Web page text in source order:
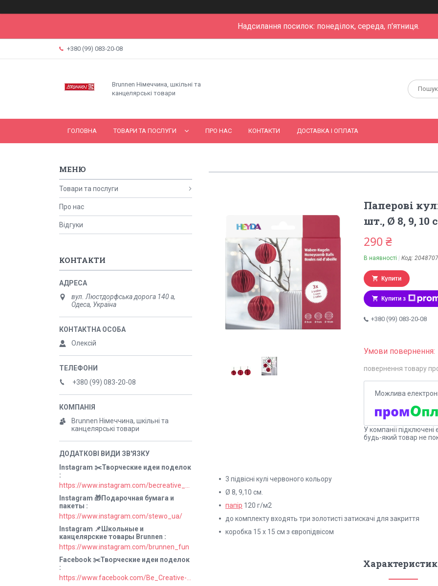
Надсилання посилок: понеділок, середа, п'ятниця.
+380 (99) 083-20-08
Brunnen Німеччина, шкільні та
канцелярські товари
ГОЛОВНА ТОВАРИ ТА ПОСЛУГИ ПРО НАС КОНТАКТИ ДОСТАВКА І ОПЛАТА
Паперові
шт., Ø 8, 9, 10
290 ₴
В наявності Код:
Купити
Купити з
+380 (99) 083-20-08
повернення товару
У компанії
будь-який товар не
3 підвісні кулі червоного кольору
Ø 8, 9,10 см.
папір 120 г/м2
до комплекту входять три золотисті затискачі для закриття
коробка 15 х 15 см з європідвісом
Товари та послуги
Про нас
Відгуки
КОНТАКТИ
вул. Люстдорфська дорога 140 а,
Одеса, Україна
Олексій
+380 (99) 083-20-08
Brunnen Німеччина, шкільні та
канцелярські товари
Instagram ✂️Творческие идеи поделок
Instagram 🎁Подарочная бумага и
пакеты
https://www.instagram.com/stewo_ua/
Instagram 📌Школьные и
канцелярские товары Brunnen
https://www.instagram.com/brunnen_fun
Facebook ✂️Творческие идеи поделок